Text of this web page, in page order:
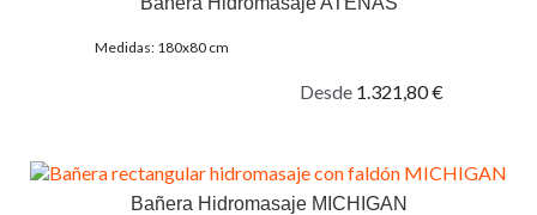
Medidas: 180x80 cm
Desde 1.321,80 €
Bañera Hidromasaje MICHIGAN